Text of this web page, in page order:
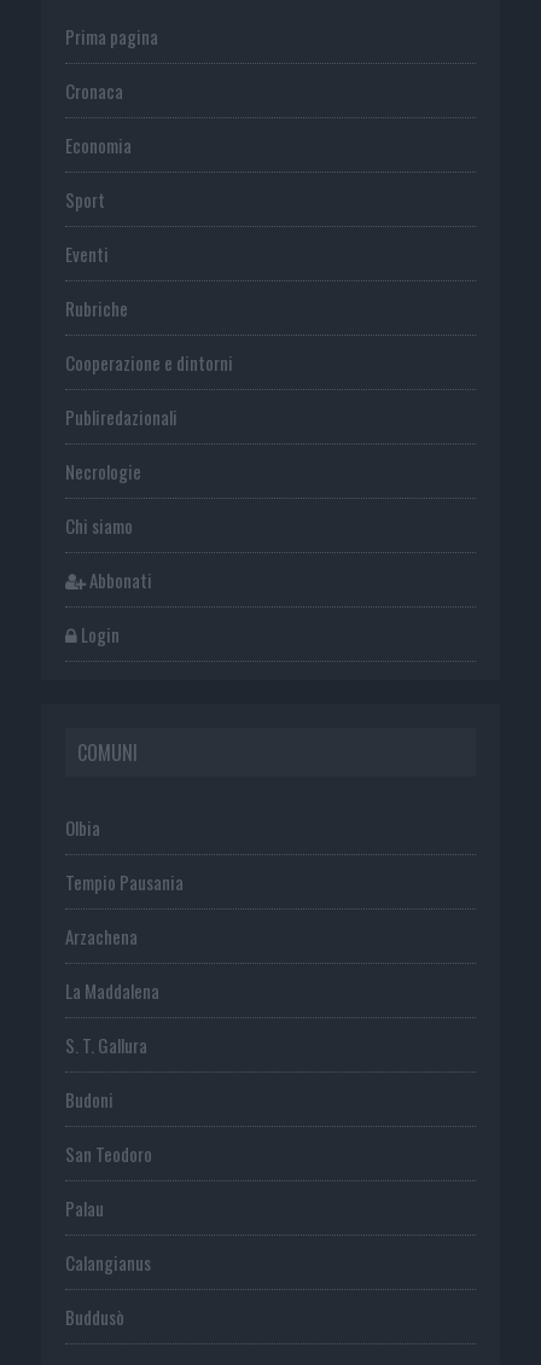
Prima pagina
Cronaca
Economia
Sport
Eventi
Rubriche
Cooperazione e dintorni
Publiredazionali
Necrologie
Chi siamo
Abbonati
Login
COMUNI
Olbia
Tempio Pausania
Arzachena
La Maddalena
S. T. Gallura
Budoni
San Teodoro
Palau
Calangianus
Buddusò